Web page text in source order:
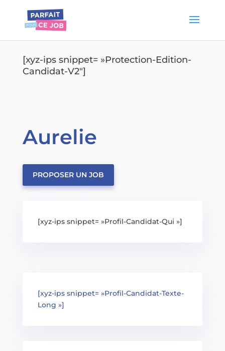
[xyz-ips snippet= »Protection-Edition-
Candidat-V2″]
Aurelie
PROPOSER UN JOB
[xyz-ips snippet= »Profil-Candidat-Qui »]
[xyz-ips snippet= »Profil-Candidat-Texte-
Long »]